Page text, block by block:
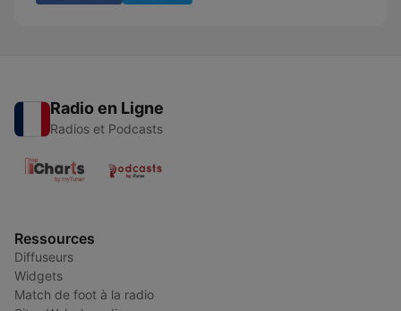
Radio en Ligne
Radios et Podcasts
Ressources
Diffuseurs
Widgets
Match de foot à la radio